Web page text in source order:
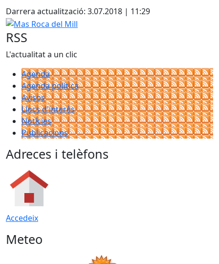
+
−
Darrera actualització: 3.07.2018 | 11:29
Mas Roca del Mill
RSS
L'actualitat a un clic
Agenda
Agenda política
Avisos
Llocs d'interès
Notícies
Publicacions
Adreces i telèfons
Accedeix
Meteo